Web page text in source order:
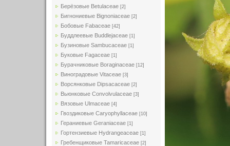
Берёзовые Betulaceae [2]
Бигнониевые Bignoniaceae [2]
Бобовые Fabaceae [42]
Буддлеевые Buddlejaceae [1]
Бузиновые Sambucaceae [1]
Буковые Fagaceae [1]
Бурачниковые Boraginaceae [12]
Виноградовые Vitaceae [3]
Ворсянковые Dipsacaceae [2]
Вьюнковые Convolvulaceae [3]
Вязовые Ulmaceae [4]
Гвоздиковые Caryophyllaceae [10]
Гераниевые Geraniaceae [1]
Гортензиевые Hydrangeaceae [1]
Гребенщиковые Tamaricaceae [2]